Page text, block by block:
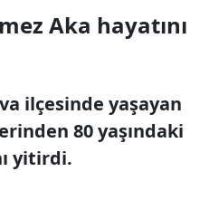
Aka hayatını
ilçesinde yaşayan
80 yaşındaki
yitirdi.